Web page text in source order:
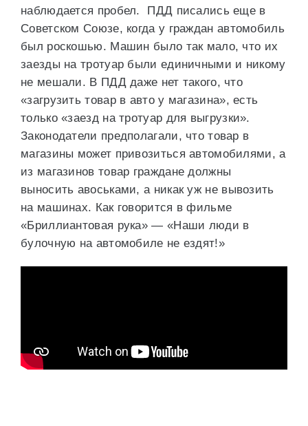
наблюдается пробел. ПДД писались еще в
Советском Союзе, когда у граждан автомобиль
был роскошью. Машин было так мало, что их
заезды на тротуар были единичными и никому
не мешали. В ПДД даже нет такого, что
«загрузить товар в авто у магазина», есть
только «заезд на тротуар для выгрузки».
Законодатели предполагали, что товар в
магазины может привозиться автомобилями, а
из магазинов товар граждане должны
выносить авоськами, а никак уж не вывозить
на машинах. Как говорится в фильме
«Бриллиантовая рука» — «Наши люди в
булочную на автомобиле не ездят!»